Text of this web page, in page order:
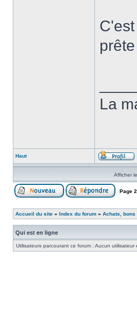
La
Haut
Afficher
Page 2
Accueil du site » Index du forum » Achats, bons
Qui est en ligne
Utilisateurs parcourant ce forum : Aucun utilisateur